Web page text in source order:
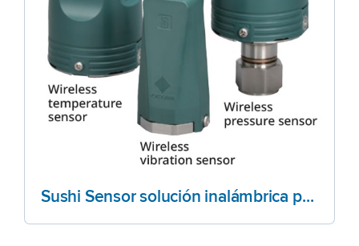
Sushi Sensor solución inalámbrica para IoT Industrial